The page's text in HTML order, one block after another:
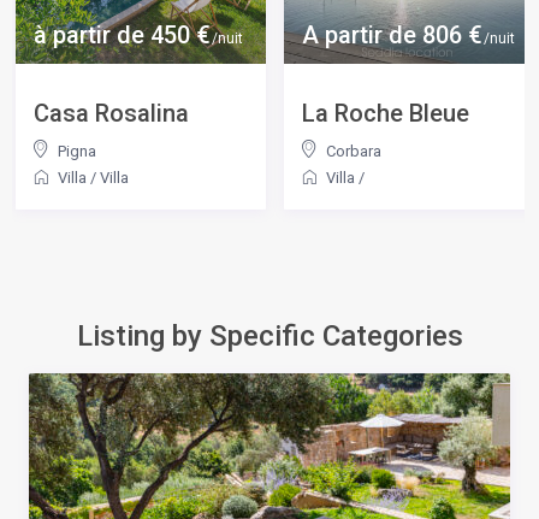
A partir de 806 €/nuit
La Roche Bleue
Corbara
Villa/
A partir de 457 €/
Casa di C.
Corbara
Villa
Listing by Specific Categories